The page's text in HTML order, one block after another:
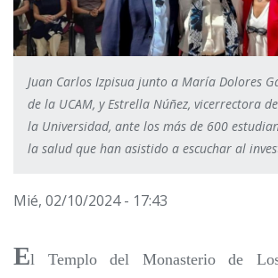
Juan Carlos Izpisua junto a María Dolores
de la UCAM, y Estrella Núñez, vicerrectora
la Universidad, ante los más de 600
la salud que han asistido a escuchar al
Mié, 02/10/2024 - 17:43
El Templo del Monasterio de